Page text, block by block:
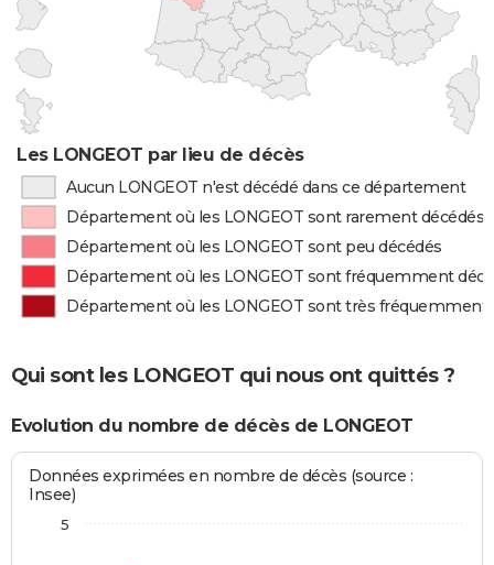
Les LONGEOT par lieu de décès
Aucun LONGEOT n'est décédé dans ce département
Département où les LONGEOT sont rarement décédés
Département où les LONGEOT sont peu décédés
Département où les LONGEOT sont fréquemment
Département où les LONGEOT sont très fréquemment
Qui sont les LONGEOT qui nous ont quittés ?
Evolution du nombre de décès de LONGEOT
Données exprimées en nombre de décès (source :
Insee)
5